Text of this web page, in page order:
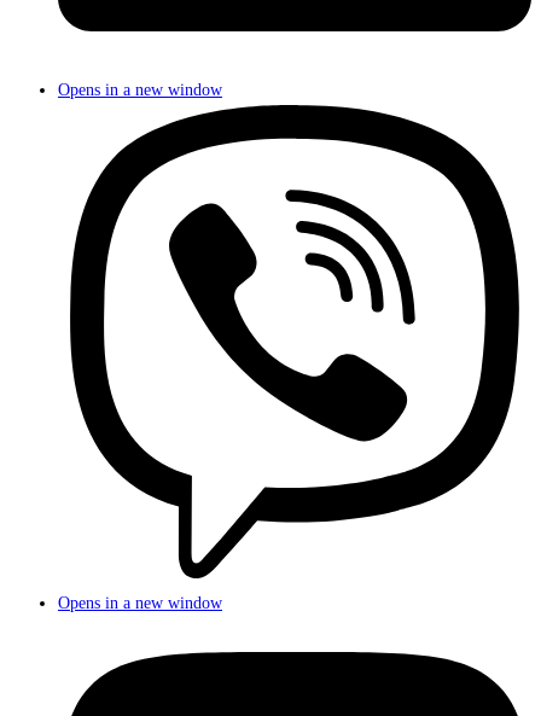
Opens in a new window
Opens in a new window